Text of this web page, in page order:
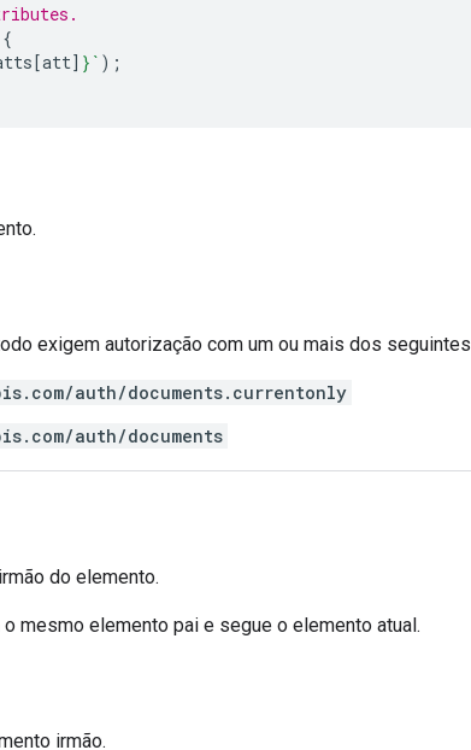
{
[att] } ` );
exigem autorização com um ou mais dos seguintes
auth/documents.currentonly
auth/documents
do elemento.
mesmo elemento pai e segue o elemento atual.
irmão.